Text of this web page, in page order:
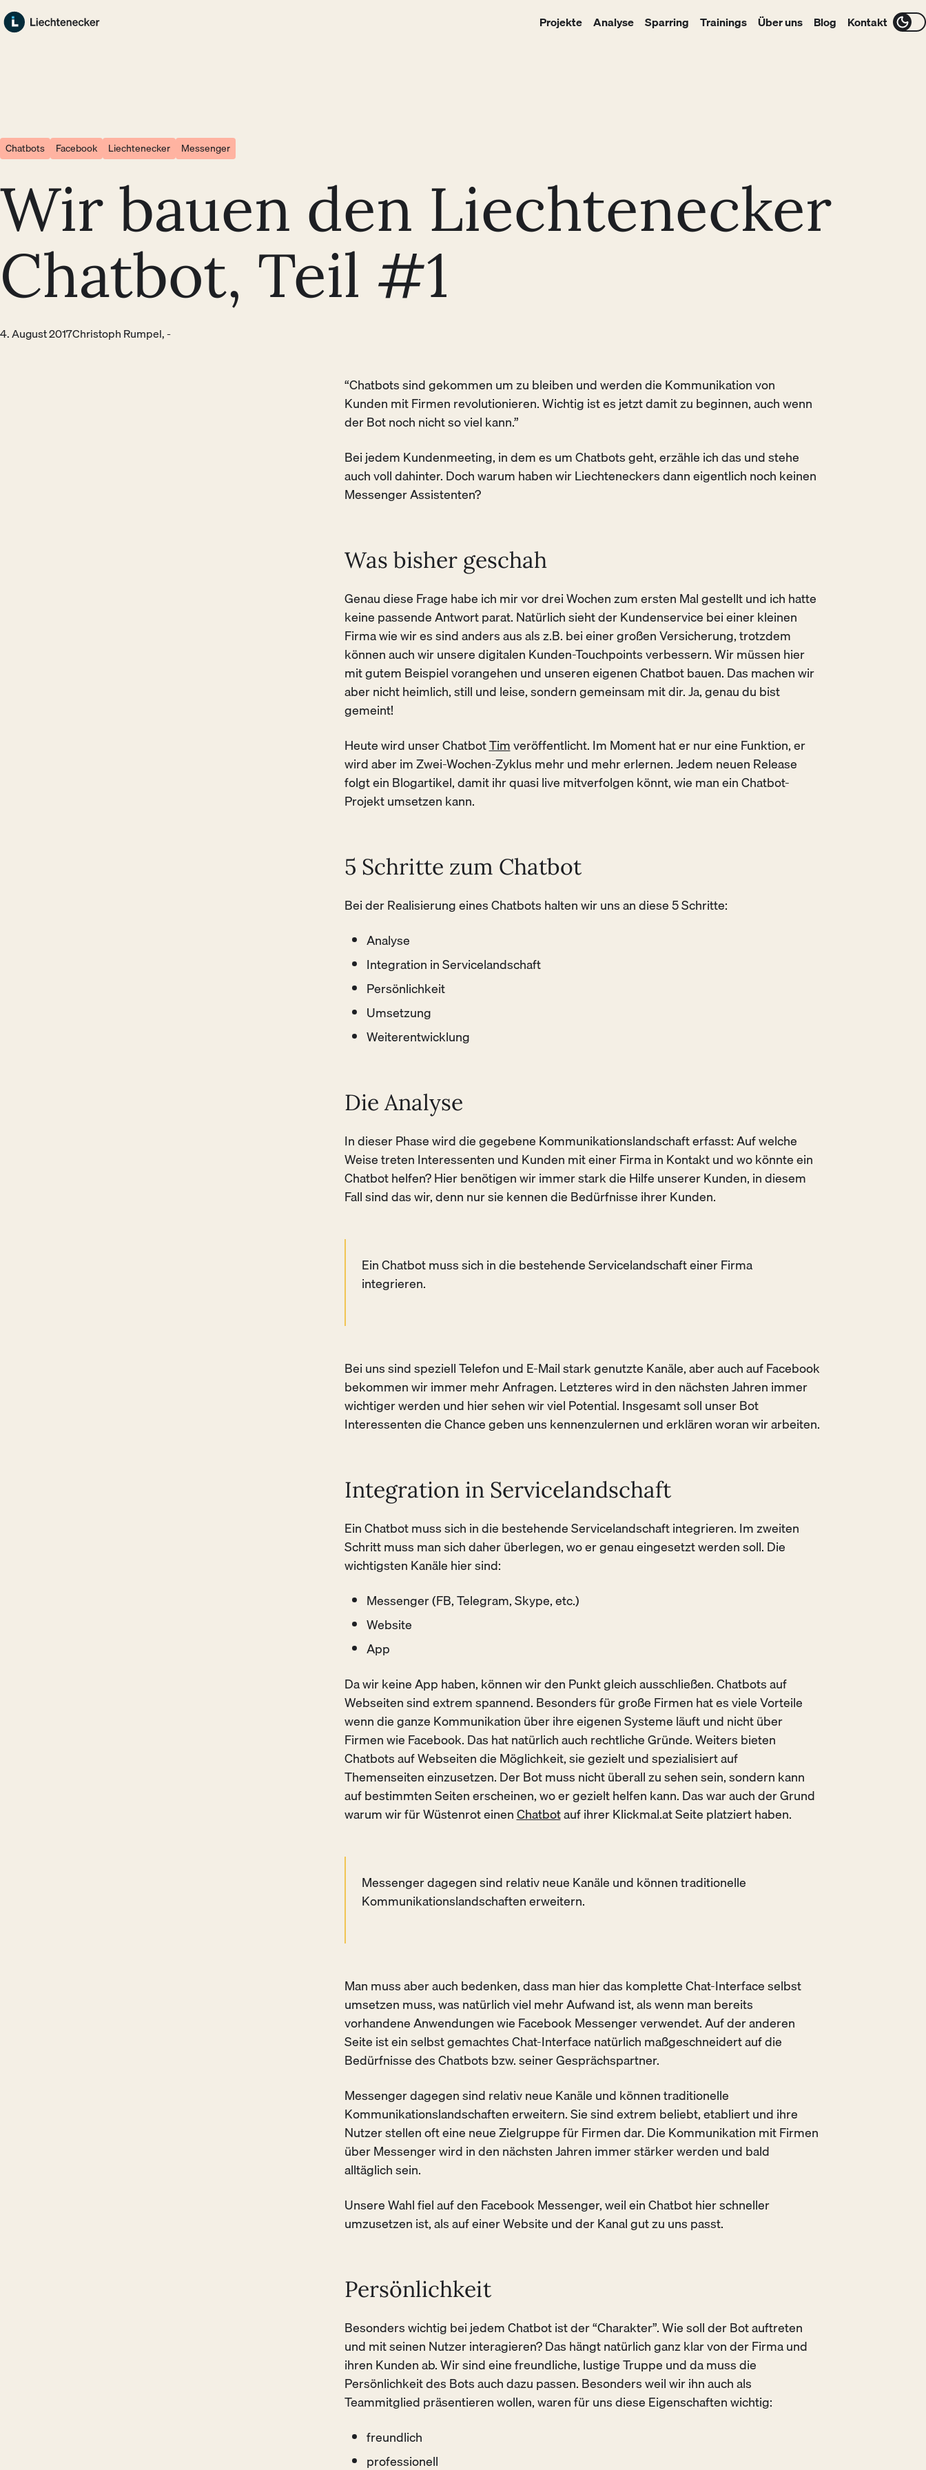
Zum Hauptinhalt springen
Zum Footer springen
Projekte Analyse Sparring Trainings Über uns Blog Kontakt
Chatbots Facebook Liechtenecker Messenger
Wir bauen den Liechtenecker
Chatbot, Teil #1
4. August 2017Christoph Rumpel, -
“Chatbots sind gekommen um zu bleiben und werden die Kommunikation von
Kunden mit Firmen revolutionieren. Wichtig ist esjetztdamit zu beginnen, auch wenn
der Bot noch nicht so viel kann.”
Bei jedem Kundenmeeting, in dem es um Chatbots geht, erzähle ich das und stehe
auch voll dahinter. Doch warum haben wir Liechteneckers dann eigentlich noch keinen
Messenger Assistenten?
Was bisher geschah
Genau diese Frage habe ich mir vor drei Wochen zum ersten Mal gestellt und ich hatte
keine passende Antwort parat. Natürlich sieht der Kundenservice bei einer kleinen
Firma wie wir es sind anders aus als z.B. bei einer großen Versicherung, trotzdem
können auch wir unsere digitalen Kunden-Touchpoints verbessern. Wir müssen hier
mit gutem Beispiel vorangehen und unseren eigenen Chatbot bauen. Das machen wir
aber nicht heimlich, still und leise, sondern gemeinsam mit dir. Ja, genau du bist
gemeint!
Heute wird unser ChatbotTimveröffentlicht. Im Moment hat er nur eine Funktion, er
wird aber im Zwei-Wochen-Zyklus mehr und mehr erlernen. Jedem neuen Release
folgt ein Blogartikel, damit ihr quasi live mitverfolgen könnt, wie man ein Chatbot-
Projekt umsetzen kann.
5 Schritte zum Chatbot
Bei der Realisierung eines Chatbots halten wir uns an diese 5 Schritte:
Analyse
Integration in Servicelandschaft
Persönlichkeit
Umsetzung
Weiterentwicklung
Die Analyse
In dieser Phase wird die gegebene Kommunikationslandschaft erfasst: Auf welche
Weise treten Interessenten und Kunden mit einer Firma in Kontakt und wo könnte ein
Chatbot helfen? Hier benötigen wir immer stark die Hilfe unserer Kunden, in diesem
Fall sind das wir, denn nur sie kennen die Bedürfnisse ihrer Kunden.
Ein Chatbot muss sich in die bestehende Servicelandschaft einer Firma
integrieren.
Bei uns sind speziell Telefon und E-Mail stark genutzte Kanäle, aber auch auf Facebook
bekommen wir immer mehr Anfragen. Letzteres wird in den nächsten Jahren immer
wichtiger werden und hier sehen wir viel Potential. Insgesamt soll unser Bot
Interessenten die Chance geben uns kennenzulernen und erklären woran wir arbeiten.
Integration in Servicelandschaft
Ein Chatbot muss sich in die bestehende Servicelandschaft integrieren. Im zweiten
Schritt muss man sich daher überlegen, wo er genau eingesetzt werden soll. Die
wichtigsten Kanäle hier sind:
Messenger (FB, Telegram, Skype, etc.)
Website
App
Da wir keine App haben, können wir den Punkt gleich ausschließen. Chatbots auf
Webseiten sind extrem spannend. Besonders für große Firmen hat es viele Vorteile
wenn die ganze Kommunikation über ihre eigenen Systeme läuft und nicht über
Firmen wie Facebook. Das hat natürlich auch rechtliche Gründe. Weiters bieten
Chatbots auf Webseiten die Möglichkeit, sie gezielt und spezialisiert auf
Themenseiten einzusetzen. Der Bot muss nicht überall zu sehen sein, sondern kann
auf bestimmten Seiten erscheinen, wo er gezielt helfen kann. Das war auch der Grund
warum wir für Wüstenrot einenChatbotauf ihrer Klickmal.at Seite platziert haben.
Messenger dagegen sind relativ neue Kanäle und können traditionelle
Kommunikationslandschaften erweitern.
Man muss aber auch bedenken, dass man hier das komplette Chat-Interface selbst
umsetzen muss, was natürlich viel mehr Aufwand ist, als wenn man bereits
vorhandene Anwendungen wie Facebook Messenger verwendet. Auf der anderen
Seite ist ein selbst gemachtes Chat-Interface natürlich maßgeschneidert auf die
Bedürfnisse des Chatbots bzw. seiner Gesprächspartner.
Messenger dagegen sind relativ neue Kanäle und können traditionelle
Kommunikationslandschaften erweitern. Sie sind extrem beliebt, etabliert und ihre
Nutzer stellen oft eine neue Zielgruppe für Firmen dar. Die Kommunikation mit Firmen
über Messenger wird in den nächsten Jahren immer stärker werden und bald
alltäglich sein.
Unsere Wahl fiel auf den Facebook Messenger, weil ein Chatbot hier schneller
umzusetzen ist, als auf einer Website und der Kanal gut zu uns passt.
Persönlichkeit
Besonders wichtig bei jedem Chatbot ist der “Charakter”. Wie soll der Bot auftreten
und mit seinen Nutzer interagieren? Das hängt natürlich ganz klar von der Firma und
ihren Kunden ab. Wir sind eine freundliche, lustige Truppe und da muss die
Persönlichkeit des Bots auch dazu passen. Besonders weil wir ihn auch als
Teammitglied präsentieren wollen, waren für uns diese Eigenschaften wichtig:
freundlich
professionell